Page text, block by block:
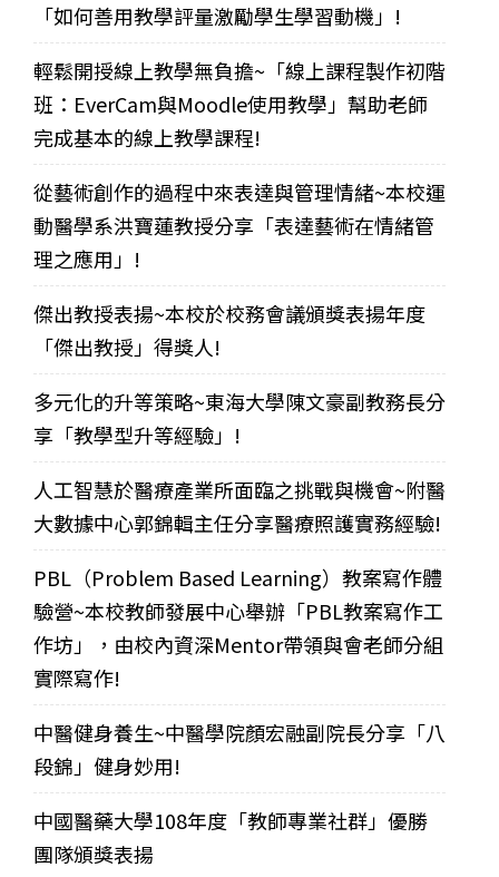
「如何善用教學評量激勵學生學習動機」!
輕鬆開授線上教學無負擔~「線上課程製作初階
班：EverCam與Moodle使用教學」幫助老師
完成基本的線上教學課程!
從藝術創作的過程中來表達與管理情緒~本校運
動醫學系洪寶蓮教授分享「表達藝術在情緒管
理之應用」!
傑出教授表揚~本校於校務會議頒獎表揚年度
「傑出教授」得獎人!
多元化的升等策略~東海大學陳文豪副教務長分
享「教學型升等經驗」!
人工智慧於醫療產業所面臨之挑戰與機會~附醫
大數據中心郭錦輯主任分享醫療照護實務經驗!
PBL（Problem Based Learning）教案寫作體
驗營~本校教師發展中心舉辦「PBL教案寫作工
作坊」，由校內資深Mentor帶領與會老師分組
實際寫作!
中醫健身養生~中醫學院顏宏融副院長分享「八
段錦」健身妙用!
中國醫藥大學108年度「教師專業社群」優勝
團隊頒獎表揚